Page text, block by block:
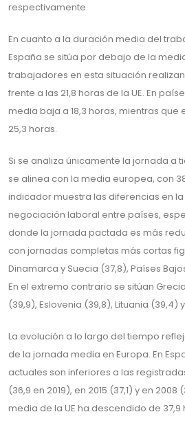
respectivamente.
En cuanto a la duración media del
España se sitúa por debajo de la
trabajadores en esta situación
frente a las 21,8 horas de la UE. En
media baja a 18,3 horas, mientras que
25,3 horas.
Si se analiza únicamente la jornada a
se alinea con la media europea, con
indicador muestra las diferencias en
negociación laboral entre países,
donde la jornada pactada es más
con jornadas completas más cortas
Dinamarca y Suecia (37,8), Países
En el extremo contrario se sitúan
(39,9), Eslovenia (39,8), Lituania (39,4)
La evolución a lo largo del tiempo
de la jornada media en Europa. En
actuales son inferiores a las
(36,9 en 2019), en 2015 (37,1) y en
media de la UE ha descendido de 37,9